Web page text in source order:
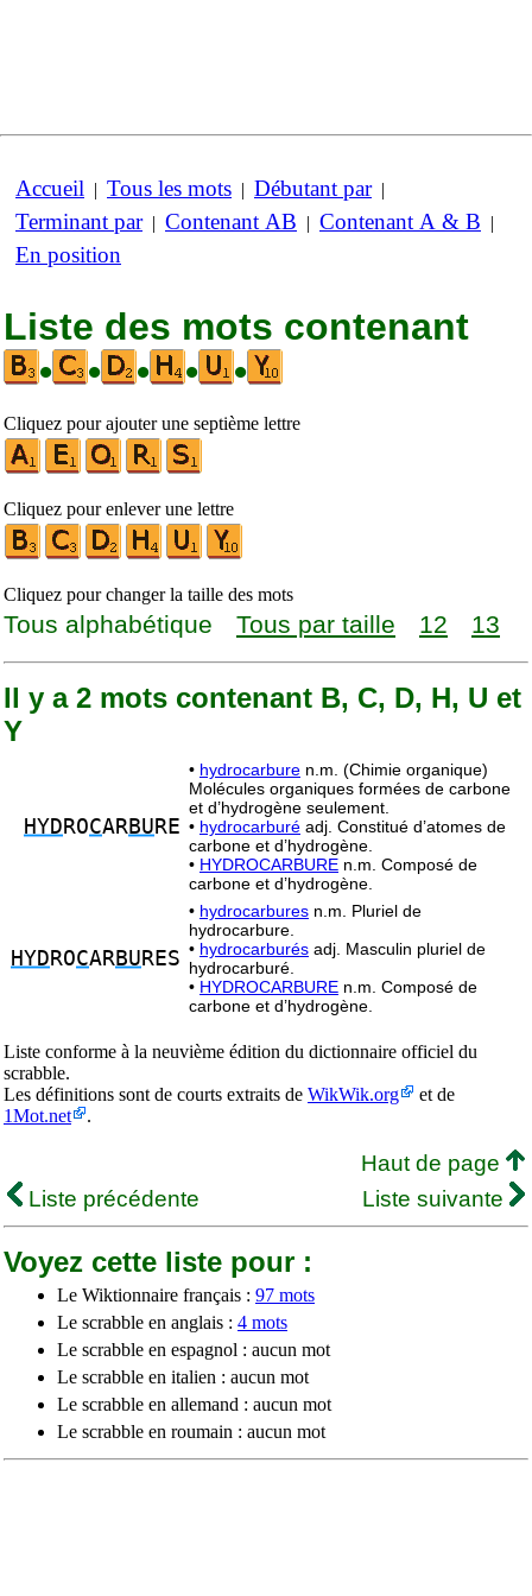
Accueil | Tous les mots | Débutant par|
Terminant par| Contenant AB | Contenant A & B |
En position
Liste des mots contenant
•
• • • •
Cliquez pour ajouter une septième lettre
Cliquez pour enlever une lettre
Cliquez pour changer la taille des mots
Tous alphabétique Tous par taille 12 13
Il y a 2 mots contenant B, C, D, H, U et
Y
HYD ROCARBU RE
• hydrocarbure n.m. (Chimie organique)
Molécules organiques formées de carbone
et d’hydrogène seulement.
• hydrocarburé adj. Constitué d’atomes de
carbone et d’hydrogène.
• HYDROCARBURE n.m. Composé de
carbone et d’hydrogène.
HYD ROCARBU RES
• hydrocarbures n.m. Pluriel de
hydrocarbure.
• hydrocarburés adj. Masculin pluriel de
hydrocarburé.
• HYDROCARBURE n.m. Composé de
carbone et d’hydrogène.
Liste conforme à la neuvième édition du dictionnaire officiel du
scrabble.
Les définitions sont de courts extraits de WikWik.org
et de
1Mot.net
.
Haut de page
Liste précédente
Liste suivante
Voyez cette liste pour :
Le Wiktionnaire français : 97 mots
Le scrabble en anglais : 4 mots
Le scrabble en espagnol : aucun mot
Le scrabble en italien : aucun mot
Le scrabble en allemand : aucun mot
Le scrabble en roumain : aucun mot